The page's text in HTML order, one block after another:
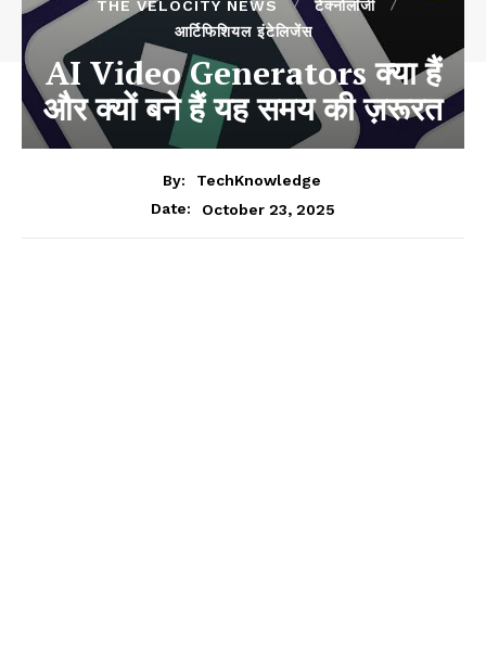
THE VELOCITY NEWS
टेक्नोलॉजी
आर्टिफिशियल इंटेलिजेंस
AI Video Generators क्या हैं
और क्यों बने हैं यह समय की ज़रूरत
By:
TechKnowledge
Date:
October 23, 2025